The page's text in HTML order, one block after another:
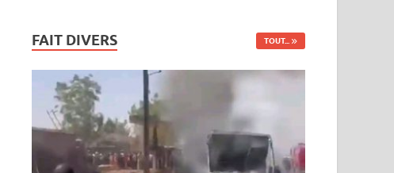
FAIT DIVERS TOUT...